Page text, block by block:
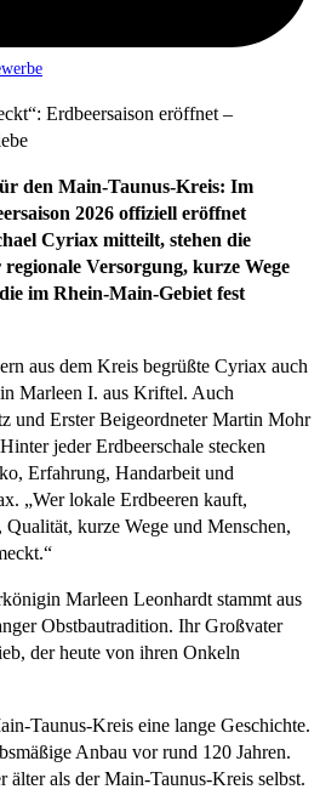
den Main-Taunus-Kreis: Im
2026 offiziell eröffnet
Cyriax mitteilt, stehen die
Versorgung, kurze Wege
im Rhein-Main-Gebiet fest
aus dem Kreis begrüßte Cyriax auch
Marleen I. aus Kriftel. Auch
und Erster Beigeordneter Martin Mohr
jeder Erdbeerschale stecken
Erfahrung, Handarbeit und
„Wer lokale Erdbeeren kauft,
kurze Wege und Menschen,
Marleen Leonhardt stammt aus
Obstbautradition. Ihr Großvater
der heute von ihren Onkeln
Taunus-Kreis eine lange Geschichte.
Anbau vor rund 120 Jahren.
älter als der Main-Taunus-Kreis selbst.